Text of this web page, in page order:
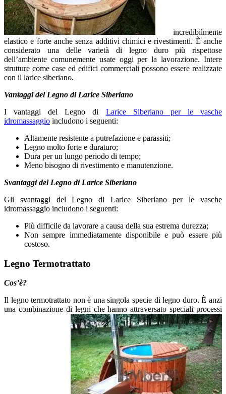
incredibilmente
elastico e forte anche senza additivi chimici e rivestimenti. È anche
considerato una delle varietà di legno duro più rispettose
dell’ambiente comunemente usate oggi per la lavorazione. Intere
strutture come case ed edifici commerciali possono essere realizzate
con il larice siberiano.
Vantaggi del Legno di Larice Siberiano
I vantaggi del Legno di Larice Siberiano per le vasche
idromassaggio includono i seguenti:
Altamente resistente a putrefazione e parassiti;
Legno molto forte e duraturo;
Dura per un lungo periodo di tempo;
Meno bisogno di rivestimento e manutenzione.
Svantaggi del Legno di Larice Siberiano
Gli svantaggi del Legno di Larice Siberiano per le vasche
idromassaggio includono i seguenti:
Più difficile da lavorare a causa della sua estrema durezza;
Non sempre immediatamente disponibile e può essere più
costoso.
Legno Termotrattato
Cos’è?
Il legno termotrattato non è una singola specie di legno duro. È anzi
una combinazione di legni che hanno attraversato speciali processi